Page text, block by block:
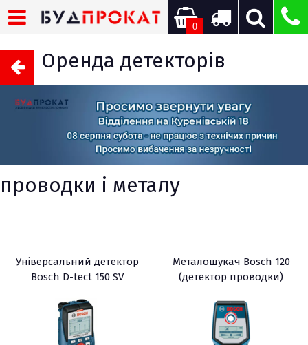
0
Оренда детекторів
проводки і металу
Універсальний детектор
Bosch D-tect 150 SV
Металошукач Bosch 120
(детектор проводки)